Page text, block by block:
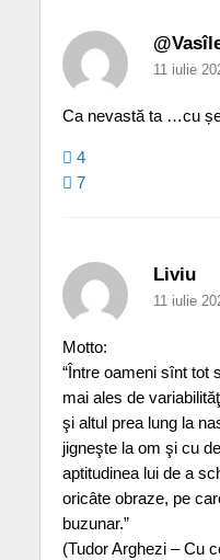
11 iulie
Ca nevastă ta …cu
4
7
Liviu
11 iulie
Motto:
“Între oameni sînt tot
mai ales de
şi altul prea lung la
jigneşte la om şi cu
aptitudinea lui de a
oricâte obraze, pe
buzunar.”
(Tudor Arghezi – Cu